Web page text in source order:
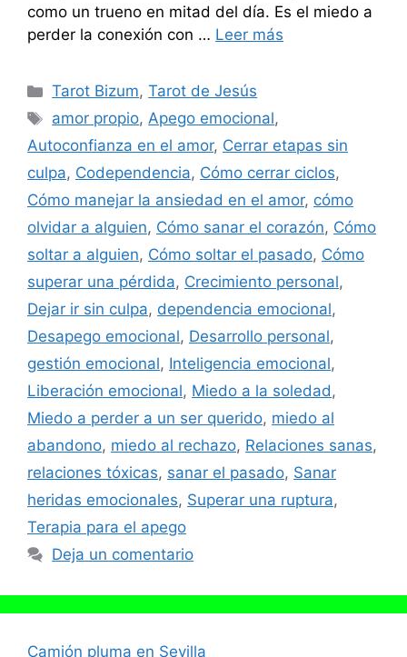
como un trueno en mitad del día. Es el miedo a
perder la conexión con … Leer más
Categorías
Tarot Bizum,Tarot de Jesús
Etiquetas
amor propio,Apego emocional,
Autoconfianza en el amor, Cerrar etapas sin
culpa, Codependencia, Cómo cerrar ciclos,
Cómo manejar la ansiedad en el amor, cómo
olvidar a alguien, Cómo sanar el corazón, Cómo
soltar a alguien, Cómo soltar el pasado, Cómo
superar una pérdida, Crecimiento personal,
Dejar ir sin culpa, dependencia emocional,
Desapego emocional, Desarrollo personal,
gestión emocional, Inteligencia emocional,
Liberación emocional, Miedo a la soledad,
Miedo a perder a un ser querido, miedo al
abandono, miedo al rechazo, Relaciones sanas,
relaciones tóxicas, sanar el pasado, Sanar
heridas emocionales, Superar una ruptura,
Terapia para el apego
Deja un comentario
Camión pluma en Sevilla